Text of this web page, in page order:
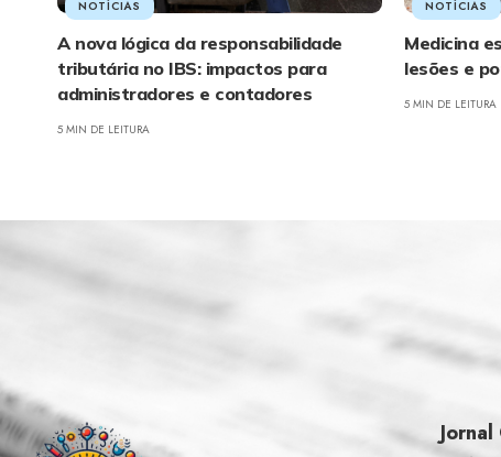
NOTÍCIAS
A nova lógica da responsabilidade
tributária no IBS: impactos para
administradores e contadores
5 MIN DE LEITURA
NOTÍCIAS
Medicina
lesões e
5 MIN DE LEITURA
Jornal